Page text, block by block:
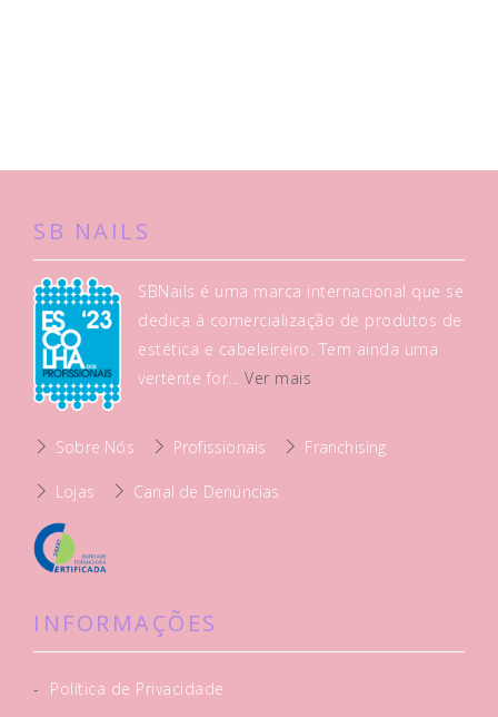
SB NAILS
SBNails é uma marca internacional que se
dedica à comercialização de produtos de
estética e cabeleireiro. Tem ainda uma
vertente for...Ver mais
Sobre Nós Profissionais Franchising
Lojas Canal de Denúncias
INFORMAÇÕES
-
Política de Privacidade